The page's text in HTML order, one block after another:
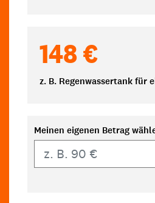
148 €
z. B. Regenwassertank für
Meinen eigenen Betrag